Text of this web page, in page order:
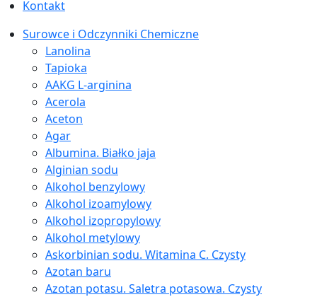
Kontakt
Surowce i Odczynniki Chemiczne
Lanolina
Tapioka
AAKG L-arginina
Acerola
Aceton
Agar
Albumina. Białko jaja
Alginian sodu
Alkohol benzylowy
Alkohol izoamylowy
Alkohol izopropylowy
Alkohol metylowy
Askorbinian sodu. Witamina C. Czysty
Azotan baru
Azotan potasu. Saletra potasowa. Czysty